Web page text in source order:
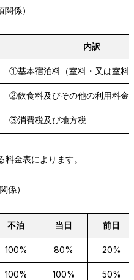
係）
内訳
①基本宿泊料（室料・又は室料
②飲食料及びその他の利用料金
③消費税及び地方税
金表によります。
係）
不泊 当日 前日
100% 80% 20%
100% 100% 50%